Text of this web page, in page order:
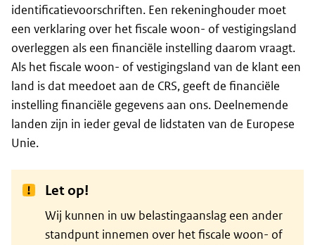
identificatievoorschriften. Een rekeninghouder moet
een verklaring over het fiscale woon- of vestigingsland
overleggen als een financiële instelling daarom vraagt.
Als het fiscale woon- of vestigingsland van de klant een
land is dat meedoet aan de CRS, geeft de financiële
instelling financiële gegevens aan ons. Deelnemende
landen zijn in ieder geval de lidstaten van de Europese
Unie.
Let op!
Wij kunnen in uw belastingaanslag een ander
standpunt innemen over het fiscale woon- of